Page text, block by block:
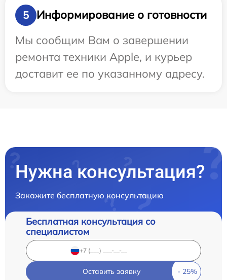
5
Информирование о готовности
Мы сообщим Вам о завершении
ремонта техники Apple, и курьер
доставит ее по указанному адресу.
Нужна консультация?
Закажите бесплатную консультацию
Бесплатная консультация со
специалистом
Оставить заявку